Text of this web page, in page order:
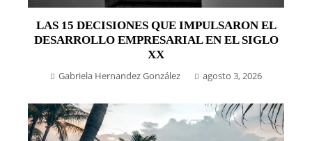
LAS 15 DECISIONES QUE IMPULSARON EL
DESARROLLO EMPRESARIAL EN EL SIGLO
XX
Gabriela Hernandez González agosto 3, 2026